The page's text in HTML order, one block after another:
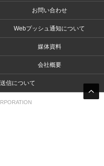
お問い合わせ
Webプッシュ通知について
媒体資料
会社概要
信について